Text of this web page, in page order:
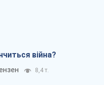
війна?
8,4 т.